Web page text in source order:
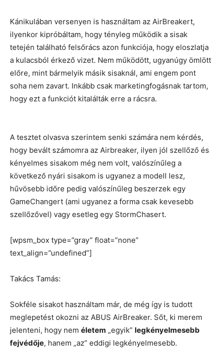
Kánikulában versenyen is használtam az AirBreakert,
ilyenkor kipróbáltam, hogy tényleg működik a sisak
tetején található felsőrács azon funkciója, hogy eloszlatja
a kulacsból érkező vizet. Nem működött, ugyanúgy ömlött
előre, mint bármelyik másik sisaknál, ami engem pont
soha nem zavart. Inkább csak marketingfogásnak tartom,
hogy ezt a funkciót kitalálták erre a rácsra.
A tesztet olvasva szerintem senki számára nem kérdés,
hogy bevált számomra az Airbreaker, ilyen jól szellőző és
kényelmes sisakom még nem volt, valószínűleg a
következő nyári sisakom is ugyanez a modell lesz,
hűvösebb időre pedig valószínűleg beszerzek egy
GameChangert (ami ugyanez a forma csak kevesebb
szellőzővel) vagy esetleg egy StormChasert.
[wpsm_box type=”gray” float=”none”
text_align=”undefined”]
Takács Tamás:
Sokféle sisakot használtam már, de még így is tudott
meglepetést okozni az ABUS AirBreaker. Sőt, ki merem
jelenteni, hogy nem életem „egyik” legkényelmesebb
fejvédője, hanem „az” eddigi legkényelmesebb.